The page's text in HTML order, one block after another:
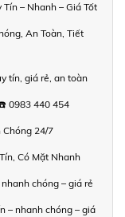
– Nhanh – Giá Tốt
An Toàn, Tiết
tín, giá rẻ, an toàn
0983 440 454
Chóng 24/7
Có Mặt Nhanh
chóng – giá rẻ
– nhanh chóng – giá